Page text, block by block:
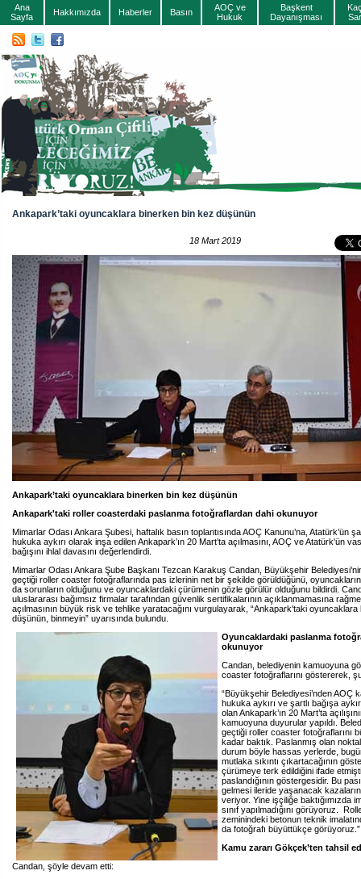
Ana
Sayfa
Hakkımızda Haberler Basın
AOÇ ve
Hukuk
Başkent
Dayanışması
Ankapark’taki oyuncaklara binerken bin kez düşünün
18 Mart 2019
Ankapark’taki oyuncaklara binerken bin kez düşünün
Ankapark'taki roller coasterdaki paslanma fotoğraflardan dahi okunuyor
Mimarlar Odası Ankara Şubesi, haftalık basın toplantısında AOÇ Kanunu’na, Atatürk’ün
hukuka aykırı olarak inşa edilen Ankapark’ın 20 Mart’ta açılmasını, AOÇ ve Atatürk'ün
bağışını ihlal davasını değerlendirdi.
Mimarlar Odası Ankara Şube Başkanı Tezcan Karakuş Candan, Büyükşehir
geçtiği roller coaster fotoğraflarında pas izlerinin net bir şekilde görüldüğünü,
da sorunların olduğunu ve oyuncaklardaki çürümenin gözle görülür olduğunu bildirdi.
uluslararası bağımsız firmalar tarafından güvenlik sertifikalarının açıklanmamasına
açılmasının büyük risk ve tehlike yaratacağını vurgulayarak, “Ankapark'taki
düşünün, binmeyin” uyarısında bulundu.
Oyuncaklardaki paslanma
okunuyor
Candan, belediyenin kamuoyuna
coaster fotoğraflarını göstererek,
“Büyükşehir Belediyesi’nden AOÇ
hukuka aykırı ve şartlı bağışa
olan Ankapark’ın 20 Mart’ta
kamuoyuna duyurular yapıldı.
geçtiği roller coaster fotoğraflarını
kadar baktık. Paslanmış olan
durum böyle hassas yerlerde,
mutlaka sıkıntı çıkartacağının
çürümeye terk edildiğini ifade
paslandığının göstergesidir. Bu
gelmesi ileride yaşanacak kazaların
veriyor. Yine işçiliğe baktığımızda
sınıf yapılmadığını görüyoruz.
zeminindeki betonun teknik
da fotoğrafı büyüttükçe görüyoruz.”
Kamu zararı Gökçek’ten tahsil
Candan, şöyle devam etti: